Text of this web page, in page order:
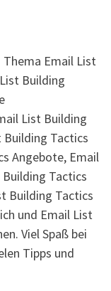
Email List
Building
List Building
Tactics
Angebote, Email
Tactics
Building Tactics
und Email List
Viel Spaß bei
Tipps und